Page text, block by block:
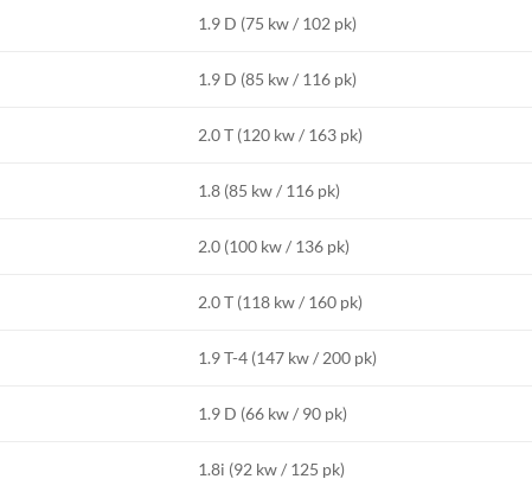
1.9 D (75 kw / 102 pk)
1.9 D (85 kw / 116 pk)
2.0 T (120 kw / 163 pk)
1.8 (85 kw / 116 pk)
2.0 (100 kw / 136 pk)
2.0 T (118 kw / 160 pk)
1.9 T-4 (147 kw / 200 pk)
1.9 D (66 kw / 90 pk)
1.8i (92 kw / 125 pk)